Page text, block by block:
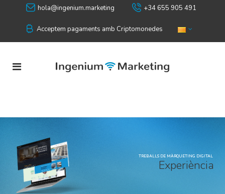
hola@ingenium.marketing +34 655 905 491
Acceptem pagaments amb Criptomonedes
TREBALLS DE MÀRQUETING DIGITAL
Experiència